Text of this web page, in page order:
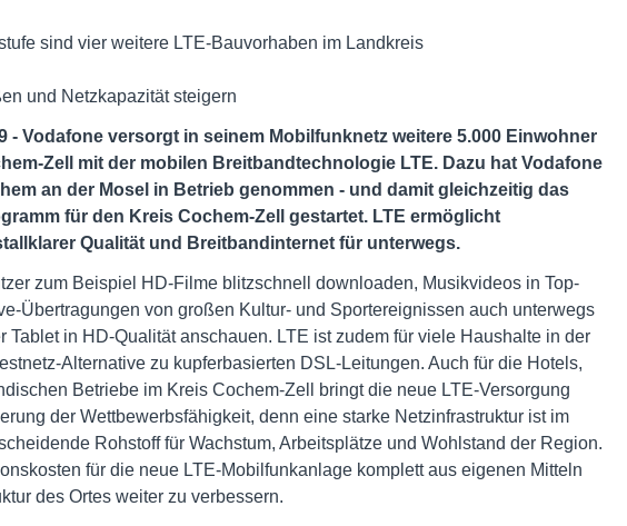
sind vier weitere LTE-Bauvorhaben im Landkreis
und Netzkapazität steigern
- Vodafone versorgt in seinem Mobilfunknetz weitere 5.000 Einwohner
Zell mit der mobilen Breitbandtechnologie LTE. Dazu hat Vodafone
an der Mosel in Betrieb genommen - und damit gleichzeitig das
für den Kreis Cochem-Zell gestartet. LTE ermöglicht
Qualität und Breitbandinternet für unterwegs.
zum Beispiel HD-Filme blitzschnell downloaden, Musikvideos in Top-
Übertragungen von großen Kultur- und Sportereignissen auch unterwegs
Tablet in HD-Qualität anschauen. LTE ist zudem für viele Haushalte in der
Alternative zu kupferbasierten DSL-Leitungen. Auch für die Hotels,
Betriebe im Kreis Cochem-Zell bringt die neue LTE-Versorgung
der Wettbewerbsfähigkeit, denn eine starke Netzinfrastruktur ist im
Rohstoff für Wachstum, Arbeitsplätze und Wohlstand der Region.
für die neue LTE-Mobilfunkanlage komplett aus eigenen Mitteln
des Ortes weiter zu verbessern.